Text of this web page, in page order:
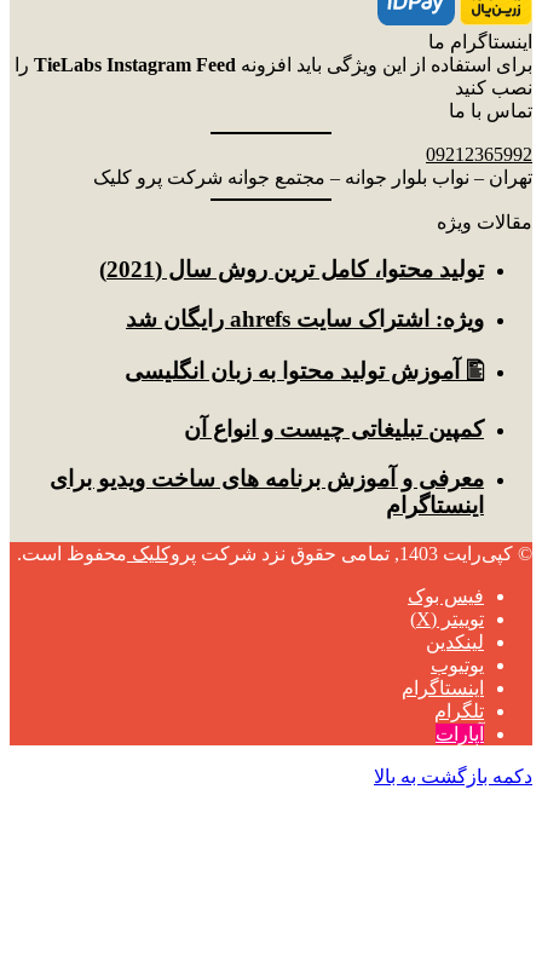
اینستاگرام ما
برای استفاده از این ویژگی باید افزونه TieLabs Instagram Feed را
نصب کنید
تماس با ما
09212365992
تهران – نواب بلوار جوانه – مجتمع جوانه شرکت پرو کلیک
مقالات ویژه
توليد محتوا، کامل ترین روش سال (2021)
ویژه: اشتراک سایت ahrefs رایگان شد
🖺 آموزش تولید محتوا به زبان انگلیسی
کمپین تبلیغاتی چیست و انواع آن
معرفی و آموزش برنامه های ساخت ویدیو برای
اینستاگرام
© کپی‌رایت 1403, تمامی حقوق نزد شرکت پروکلیک محفوظ است.
فیس بوک
توییتر (X)
لینکدین
یوتیوب
اینستاگرام
تلگرام
آپارات
دکمه بازگشت به بالا